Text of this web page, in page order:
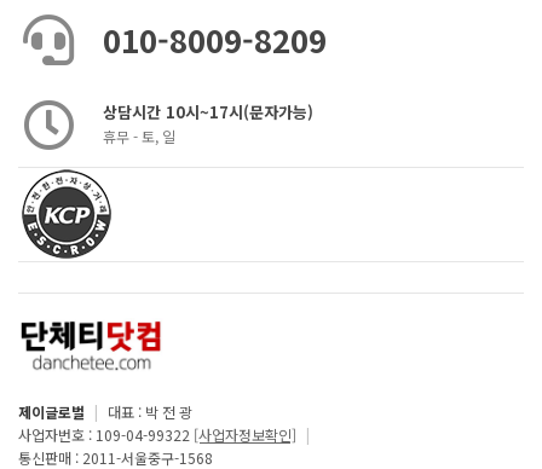
010-8009-8209
상담시간 10시~17시(문자가능)
휴무 - 토, 일
제이글로벌 | 대표 : 박 전 광
사업자번호 : 109-04-99322 [사업자정보확인] |
통신판매 : 2011-서울중구-1568